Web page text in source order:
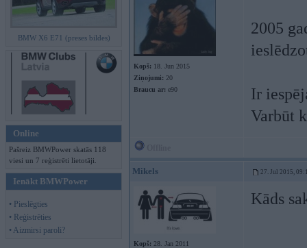
BMW X6 E71 (preses bildes)
Online
Pašreiz BMWPower skatās 118
viesi un 7 reģistrēti lietotāji.
Ienākt BMWPower
• Pieslēgties
• Reģistrēties
• Aizmirsi paroli?
Kopš: 18. Jun 2015
Ziņojumi: 20
Braucu ar: e90
2005
Ir
Varbūt
Mikels 27. Jul 2015,
Kopš: 28. Jan 2011
Kāds